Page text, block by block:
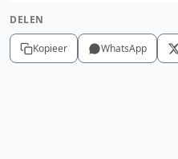
DELEN
Kopieer WhatsApp